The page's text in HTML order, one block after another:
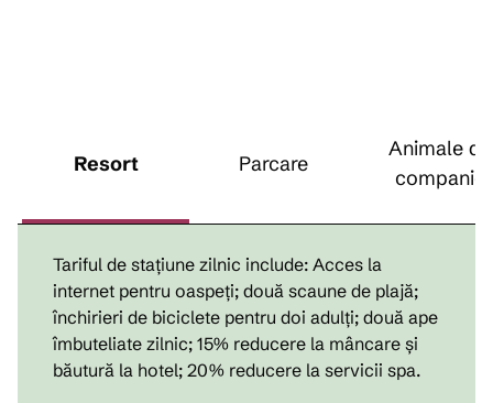
Resort Parcare
Animale de
companie
Tariful de stațiune zilnic include: Acces la
internet pentru oaspeți; două scaune de plajă;
închirieri de biciclete pentru doi adulți; două ape
îmbuteliate zilnic; 15% reducere la mâncare și
băutură la hotel; 20% reducere la servicii spa.